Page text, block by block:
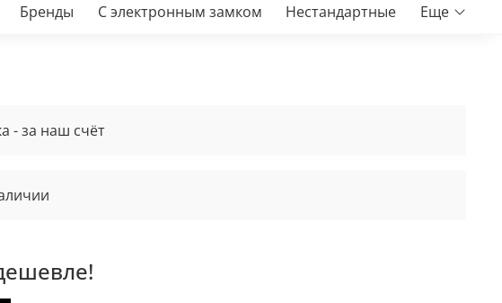
Бренды С электронным замком Нестандартные Еще
- за наш счёт